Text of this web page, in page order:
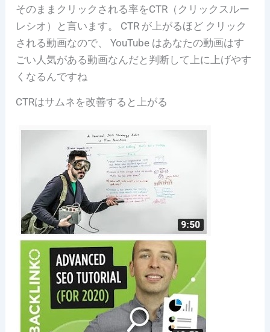
そのままクリックされる率をCTR（クリックスルー
レシオ）と言います。 CTR が上がるほど クリック
される動画なので、 YouTube はあなたの動画はす
ごい人気がある動画なんだと判断して上に上げやす
くなるんですね
CTRはサムネを改善すると上がる